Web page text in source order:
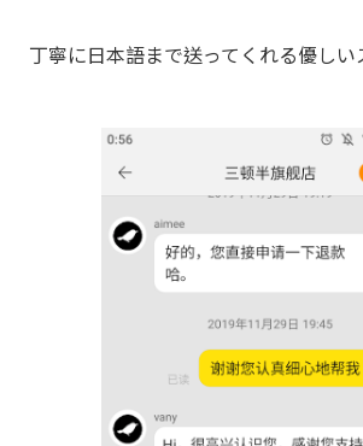
丁寧に日本語まで送ってくれる優し